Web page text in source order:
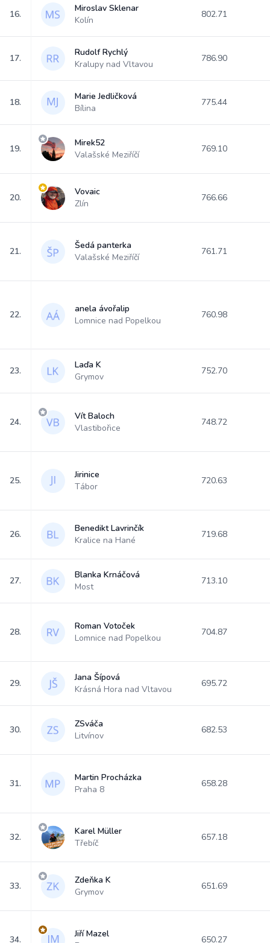
16.
Miroslav Sklenar
Kolín
802.71
17.
Rudolf Rychlý
Kralupy nad Vltavou
786.90
18.
Marie Jedličková
Bílina
775.44
19.
Mirek52
Valašské Meziříčí
769.10
20.
Vovaic
Zlín
766.66
21.
Šedá panterka
Valašské Meziříčí
761.71
22.
anela ávořalip
Lomnice nad Popelkou
760.98
23.
Laďa K
Grymov
752.70
24.
Vít Baloch
Vlastibořice
748.72
25.
Jirinice
Tábor
720.63
26.
Benedikt Lavrinčík
Kralice na Hané
719.68
27.
Blanka Krnáčová
Most
713.10
28.
Roman Votoček
Lomnice nad Popelkou
704.87
29.
Jana Šípová
Krásná Hora nad Vltavou
695.72
30.
ZSváča
Litvínov
682.53
31.
Martin Procházka
Praha 8
658.28
32.
Karel Müller
Třebíč
657.18
33.
Zdeňka K
Grymov
651.69
34.
Jiří Mazel
650.27